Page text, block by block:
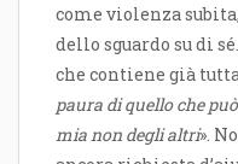
come violenza
dello sguardo su di
che contiene già
paura di quello che
mia non degli altri».